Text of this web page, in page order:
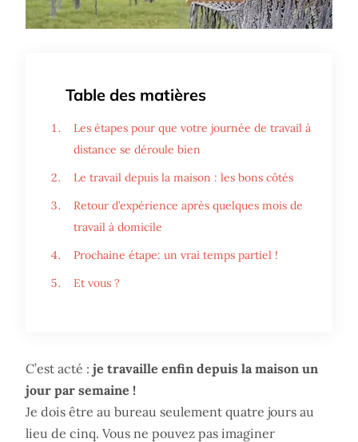
Table des matières
Les étapes pour que votre journée de travail à
distance se déroule bien
Le travail depuis la maison : les bons côtés
Retour d’expérience après quelques mois de
travail à domicile
Prochaine étape: un vrai temps partiel !
Et vous ?
C’est acté : je travaille enfin depuis la maison un
jour par semaine !
Je dois être au bureau seulement quatre jours au
lieu de cinq. Vous ne pouvez pas imaginer